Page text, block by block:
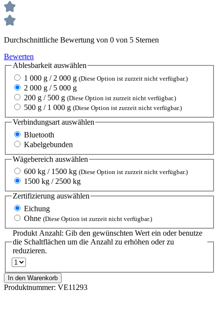
Durchschnittliche Bewertung von 0 von 5 Sternen
Bewerten
Ablesbarkeitauswählen
1 000 g / 2 000 g (Diese Option ist zurzeit nicht verfügbar.)
2 000 g / 5 000 g
200 g / 500 g (Diese Option ist zurzeit nicht verfügbar.)
500 g / 1 000 g (Diese Option ist zurzeit nicht verfügbar.)
Verbindungsart auswählen
Bluetooth
Kabelgebunden
Wägebereich auswählen
600 kg / 1500 kg (Diese Option ist zurzeit nicht verfügbar.)
1500 kg / 2500 kg
Zertifizierung auswählen
Eichung
Ohne (Diese Option ist zurzeit nicht verfügbar.)
Produkt Anzahl: Gib den gewünschten Wert ein oder benutze
die Schaltflächen um die Anzahl zu erhöhen oder zu
reduzieren.
In den Warenkorb
Produktnummer: VE11293